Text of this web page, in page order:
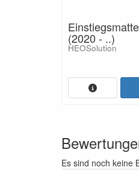
(2020 - ..)
HEOSolution
Es sind noch keine